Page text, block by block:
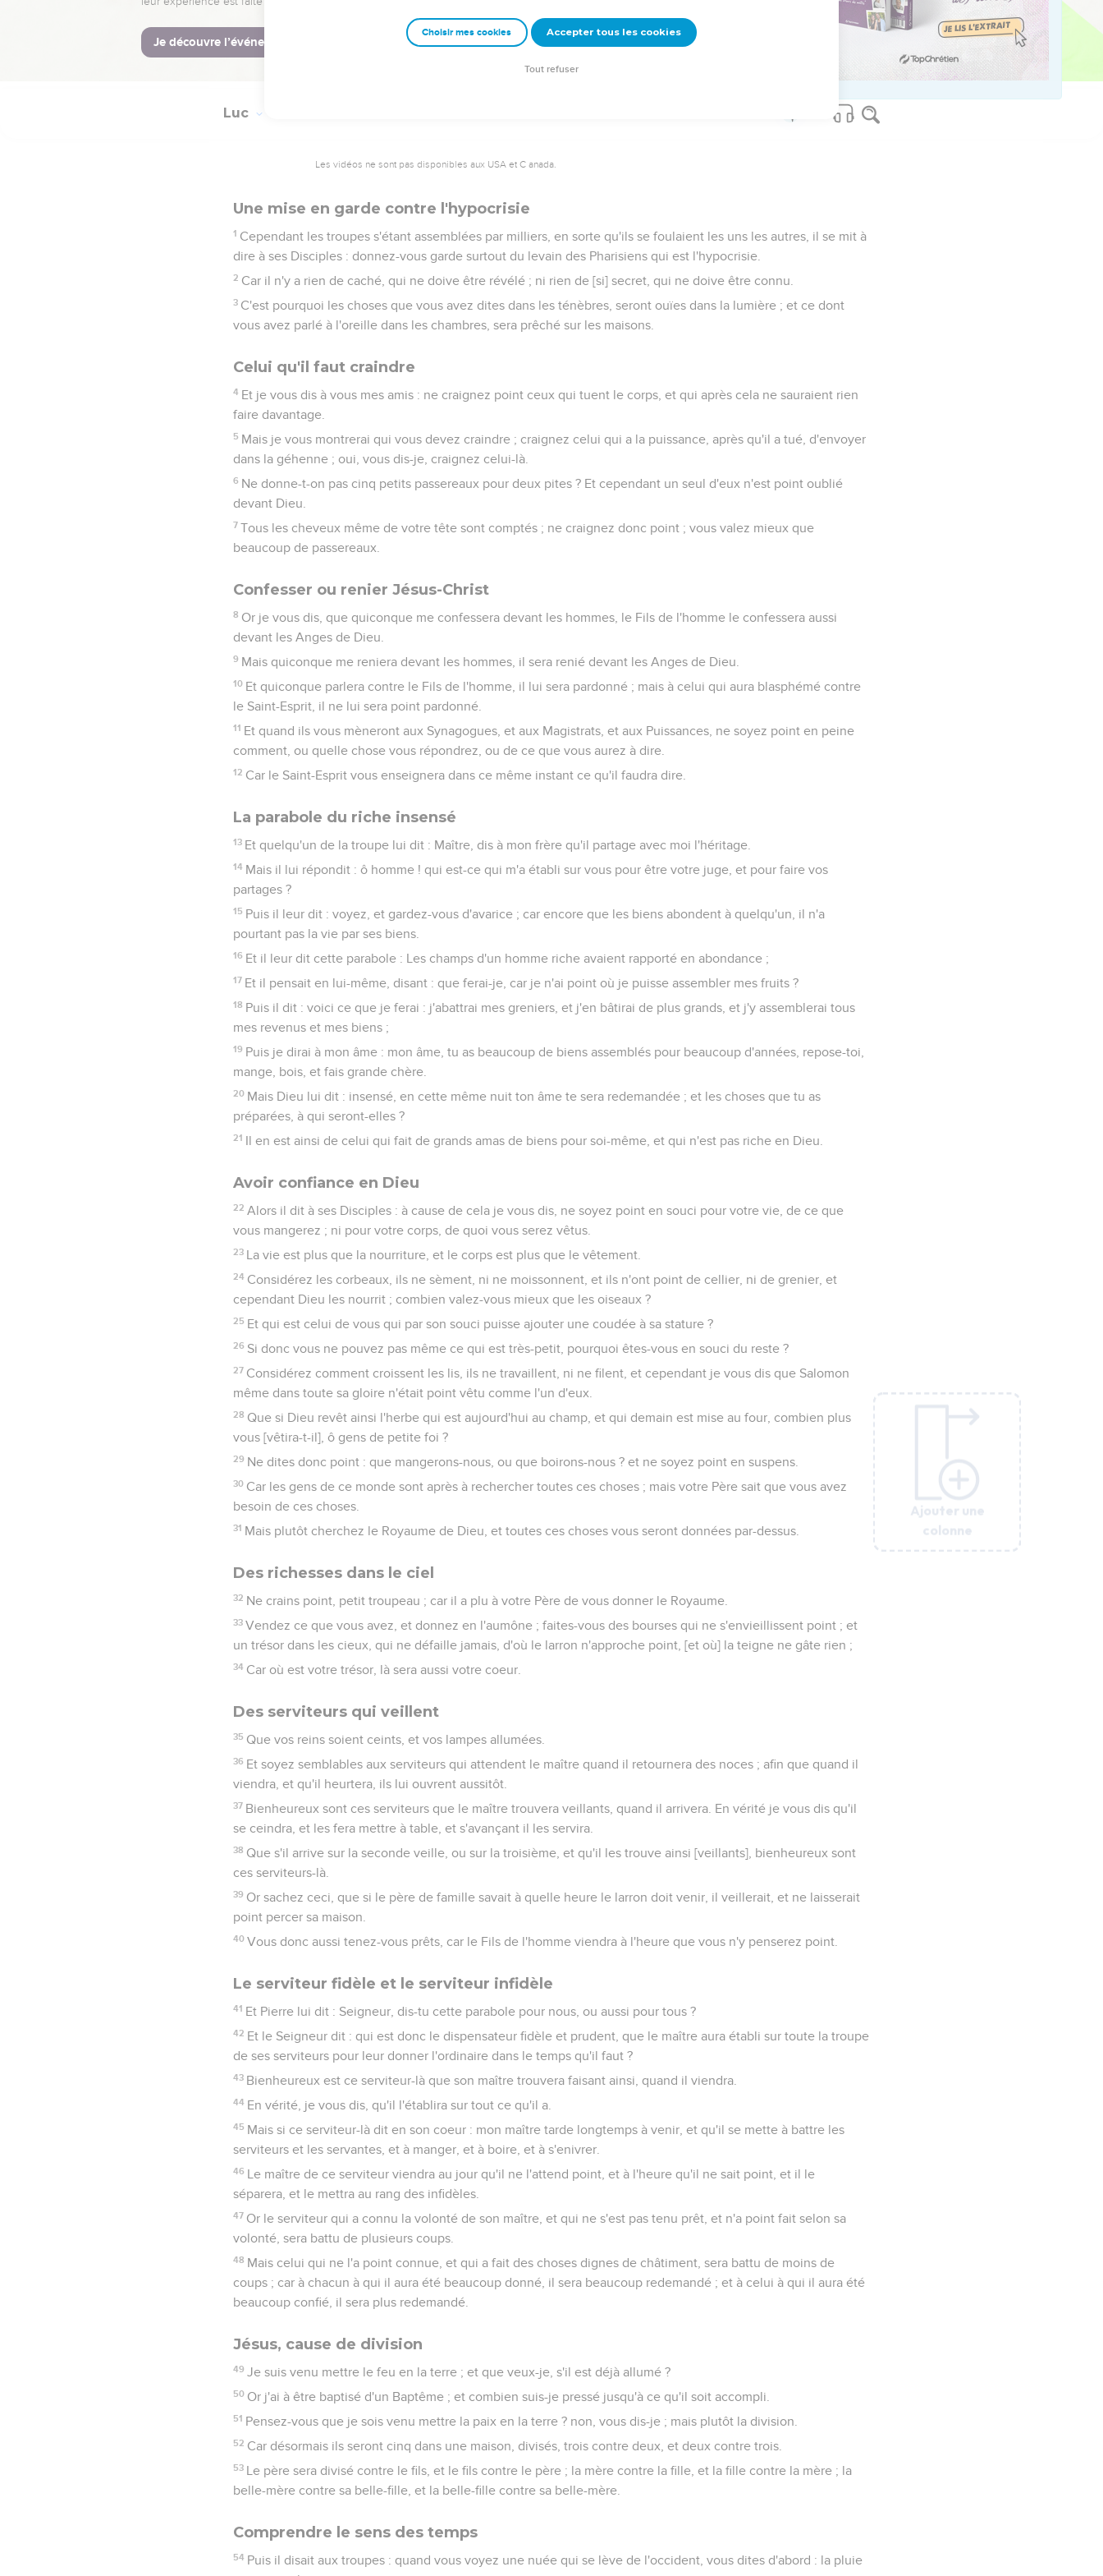
et à lui tirer de la bouche plusieurs choses ;
54 Lui dressant des pièges, et tâchant de recueillir captieusement quelque chose de sa bouche, pour avoir de
Ajouter une
colonne
Luc
Les vidéos ne sont pas disponibles aux USA et C anada.
Une mise en garde contre l'hypocrisie
1 Cependant les troupes s'étant assemblées par milliers, en sorte qu'ils se foulaient les uns les autres, il se mit à
dire à ses Disciples : donnez-vous garde surtout du levain des Pharisiens qui est l'hypocrisie.
2 Car il n'y a rien de caché, qui ne doive être révélé ; ni rien de [si] secret, qui ne doive être connu.
3 C'est pourquoi les choses que vous avez dites dans les ténèbres, seront ouïes dans la lumière ; et ce dont
vous avez parlé à l'oreille dans les chambres, sera prêché sur les maisons.
Celui qu'il faut craindre
4 Et je vous dis à vous mes amis : ne craignez point ceux qui tuent le corps, et qui après cela ne sauraient rien
faire davantage.
5 Mais je vous montrerai qui vous devez craindre ; craignez celui qui a la puissance, après qu'il a tué, d'envoyer
dans la géhenne ; oui, vous dis-je, craignez celui-là.
6 Ne donne-t-on pas cinq petits passereaux pour deux pites ? Et cependant un seul d'eux n'est point oublié
devant Dieu.
7 Tous les cheveux même de votre tête sont comptés ; ne craignez donc point ; vous valez mieux que
beaucoup de passereaux.
Confesser ou renier Jésus-Christ
8 Or je vous dis, que quiconque me confessera devant les hommes, le Fils de l'homme le confessera aussi
devant les Anges de Dieu.
9 Mais quiconque me reniera devant les hommes, il sera renié devant les Anges de Dieu.
10 Et quiconque parlera contre le Fils de l'homme, il lui sera pardonné ; mais à celui qui aura blasphémé contre
le Saint-Esprit, il ne lui sera point pardonné.
11 Et quand ils vous mèneront aux Synagogues, et aux Magistrats, et aux Puissances, ne soyez point en peine
comment, ou quelle chose vous répondrez, ou de ce que vous aurez à dire.
12 Car le Saint-Esprit vous enseignera dans ce même instant ce qu'il faudra dire.
La parabole du riche insensé
13 Et quelqu'un de la troupe lui dit : Maître, dis à mon frère qu'il partage avec moi l'héritage.
14 Mais il lui répondit : ô homme ! qui est-ce qui m'a établi sur vous pour être votre juge, et pour faire vos
partages ?
15 Puis il leur dit : voyez, et gardez-vous d'avarice ; car encore que les biens abondent à quelqu'un, il n'a
pourtant pas la vie par ses biens.
16 Et il leur dit cette parabole : Les champs d'un homme riche avaient rapporté en abondance ;
17 Et il pensait en lui-même, disant : que ferai-je, car je n'ai point où je puisse assembler mes fruits ?
18 Puis il dit : voici ce que je ferai : j'abattrai mes greniers, et j'en bâtirai de plus grands, et j'y assemblerai tous
mes revenus et mes biens ;
19 Puis je dirai à mon âme : mon âme, tu as beaucoup de biens assemblés pour beaucoup d'années, repose-toi,
mange, bois, et fais grande chère.
20 Mais Dieu lui dit : insensé, en cette même nuit ton âme te sera redemandée ; et les choses que tu as
préparées, à qui seront-elles ?
21 Il en est ainsi de celui qui fait de grands amas de biens pour soi-même, et qui n'est pas riche en Dieu.
Avoir confiance en Dieu
22 Alors il dit à ses Disciples : à cause de cela je vous dis, ne soyez point en souci pour votre vie, de ce que
vous mangerez ; ni pour votre corps, de quoi vous serez vêtus.
23 La vie est plus que la nourriture, et le corps est plus que le vêtement.
24 Considérez les corbeaux, ils ne sèment, ni ne moissonnent, et ils n'ont point de cellier, ni de grenier, et
cependant Dieu les nourrit ; combien valez-vous mieux que les oiseaux ?
25 Et qui est celui de vous qui par son souci puisse ajouter une coudée à sa stature ?
26 Si donc vous ne pouvez pas même ce qui est très-petit, pourquoi êtes-vous en souci du reste ?
27 Considérez comment croissent les lis, ils ne travaillent, ni ne filent, et cependant je vous dis que Salomon
même dans toute sa gloire n'était point vêtu comme l'un d'eux.
28 Que si Dieu revêt ainsi l'herbe qui est aujourd'hui au champ, et qui demain est mise au four, combien plus
vous [vêtira-t-il], ô gens de petite foi ?
29 Ne dites donc point : que mangerons-nous, ou que boirons-nous ? et ne soyez point en suspens.
30 Car les gens de ce monde sont après à rechercher toutes ces choses ; mais votre Père sait que vous avez
besoin de ces choses.
31 Mais plutôt cherchez le Royaume de Dieu, et toutes ces choses vous seront données par-dessus.
Des richesses dans le ciel
32 Ne crains point, petit troupeau ; car il a plu à votre Père de vous donner le Royaume.
33 Vendez ce que vous avez, et donnez en l'aumône ; faites-vous des bourses qui ne s'envieillissent point ; et
un trésor dans les cieux, qui ne défaille jamais, d'où le larron n'approche point, [et où] la teigne ne gâte rien ;
34 Car où est votre trésor, là sera aussi votre coeur.
Des serviteurs qui veillent
35 Que vos reins soient ceints, et vos lampes allumées.
36 Et soyez semblables aux serviteurs qui attendent le maître quand il retournera des noces ; afin que quand il
viendra, et qu'il heurtera, ils lui ouvrent aussitôt.
37 Bienheureux sont ces serviteurs que le maître trouvera veillants, quand il arrivera. En vérité je vous dis qu'il
se ceindra, et les fera mettre à table, et s'avançant il les servira.
38 Que s'il arrive sur la seconde veille, ou sur la troisième, et qu'il les trouve ainsi [veillants], bienheureux sont
ces serviteurs-là.
39 Or sachez ceci, que si le père de famille savait à quelle heure le larron doit venir, il veillerait, et ne laisserait
point percer sa maison.
40 Vous donc aussi tenez-vous prêts, car le Fils de l'homme viendra à l'heure que vous n'y penserez point.
Le serviteur fidèle et le serviteur infidèle
41 Et Pierre lui dit : Seigneur, dis-tu cette parabole pour nous, ou aussi pour tous ?
42 Et le Seigneur dit : qui est donc le dispensateur fidèle et prudent, que le maître aura établi sur toute la troupe
de ses serviteurs pour leur donner l'ordinaire dans le temps qu'il faut ?
43 Bienheureux est ce serviteur-là que son maître trouvera faisant ainsi, quand il viendra.
44 En vérité, je vous dis, qu'il l'établira sur tout ce qu'il a.
45 Mais si ce serviteur-là dit en son coeur : mon maître tarde longtemps à venir, et qu'il se mette à battre les
serviteurs et les servantes, et à manger, et à boire, et à s'enivrer.
46 Le maître de ce serviteur viendra au jour qu'il ne l'attend point, et à l'heure qu'il ne sait point, et il le
séparera, et le mettra au rang des infidèles.
47 Or le serviteur qui a connu la volonté de son maître, et qui ne s'est pas tenu prêt, et n'a point fait selon sa
volonté, sera battu de plusieurs coups.
48 Mais celui qui ne l'a point connue, et qui a fait des choses dignes de châtiment, sera battu de moins de
coups ; car à chacun à qui il aura été beaucoup donné, il sera beaucoup redemandé ; et à celui à qui il aura été
beaucoup confié, il sera plus redemandé.
Jésus, cause de division
49 Je suis venu mettre le feu en la terre ; et que veux-je, s'il est déjà allumé ?
50 Or j'ai à être baptisé d'un Baptême ; et combien suis-je pressé jusqu'à ce qu'il soit accompli.
51 Pensez-vous que je sois venu mettre la paix en la terre ? non, vous dis-je ; mais plutôt la division.
52 Car désormais ils seront cinq dans une maison, divisés, trois contre deux, et deux contre trois.
53 Le père sera divisé contre le fils, et le fils contre le père ; la mère contre la fille, et la fille contre la mère ; la
belle-mère contre sa belle-fille, et la belle-fille contre sa belle-mère.
Comprendre le sens des temps
54 Puis il disait aux troupes : quand vous voyez une nuée qui se lève de l'occident, vous dites d'abord : la pluie
Ajouter une
colonne
Ajouter une
colonne
Ajouter une
colonne
Ajouter une
colonne
Ajouter une
colonne
Choisir mes cookies Accepter tous les cookies
Tout refuser